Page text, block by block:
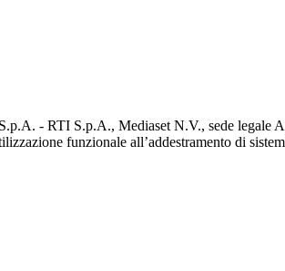
- RTI S.p.A., Mediaset N.V., sede legale
funzionale all’addestramento di